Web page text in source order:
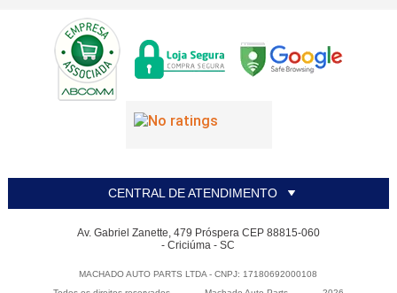
CENTRAL DE ATENDIMENTO
Av. Gabriel Zanette, 479 Próspera CEP 88815-060
- Criciúma - SC
MACHADO AUTO PARTS LTDA - CNPJ: 17180692000108